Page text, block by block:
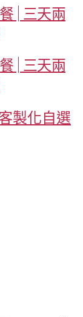
| 三天兩
| 三天兩
製化自選